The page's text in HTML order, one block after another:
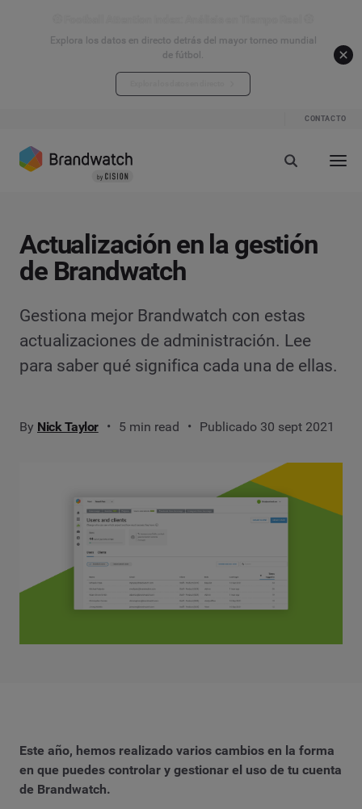
Explora los datos en directo detrás del mayor torneo mundial
de fútbol.
CONTACTO
Actualización en la gestión
de Brandwatch
Gestiona mejor Brandwatch con estas
actualizaciones de administración. Lee
para saber qué significa cada una de ellas.
By Nick Taylor 5 min read Publicado 30 sept 2021
Este año, hemos realizado varios cambios en la forma
en que puedes controlar y gestionar el uso de tu cuenta
de Brandwatch.